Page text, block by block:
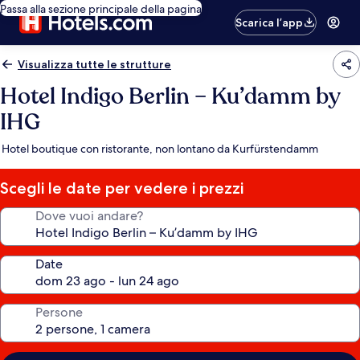
Passa alla sezione principale della pagina
Scarica l’app
Visualizza tutte le strutture
Hotel Indigo Berlin – Ku’damm by
IHG
Hotel boutique con ristorante, non lontano da Kurfürstendamm
Scegli le date per vedere i prezzi
Dove vuoi andare?
Date
Persone